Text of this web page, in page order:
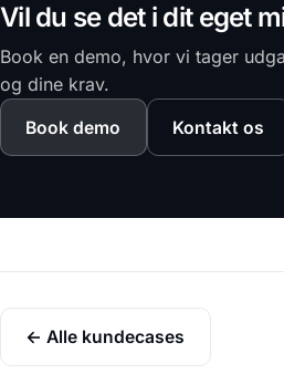
Vil du se det i dit eget
Book en demo, hvor vi tager
og dine krav.
Book demo Kontakt os
← Alle kundecases